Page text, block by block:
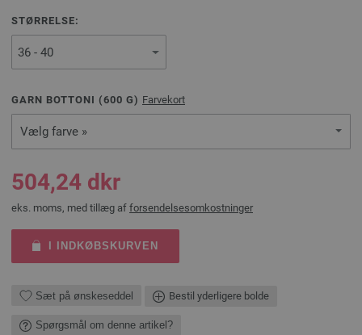
STØRRELSE:
GARN BOTTONI (600 G) Farvekort
Vælg farve »
504,24 dkr
eks. moms, med tillæg af forsendelsesomkostninger
I INDKØBSKURVEN
Sæt på ønskeseddel Bestil yderligere bolde
Spørgsmål om denne artikel?